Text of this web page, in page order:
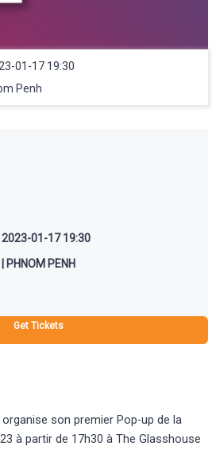
01-17 19:30
Penh
01-17 19:30
PHNOM PENH
Get Tickets
organise son premier Pop-up de la
à partir de 17h30 à The Glasshouse